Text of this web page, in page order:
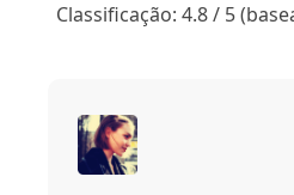
Classificação: 4.8 / 5